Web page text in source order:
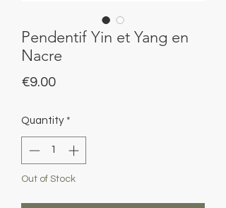
Pendentif Yin et Yang en
Nacre
€9.00Price
Quantity *
Out of Stock